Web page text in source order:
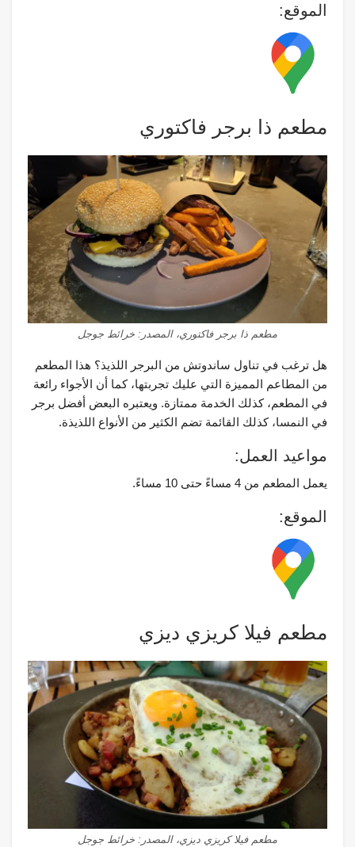
الموقع:
مطعم ذا برجر فاكتوري
مطعم ذا برجر فاكتوري، المصدر: خرائط جوجل
هل ترغب في تناول ساندوتش من البرجر اللذيذ؟ هذا المطعم
من المطاعم المميزة التي عليك تجربتها، كما أن الأجواء رائعة
في المطعم، كذلك الخدمة ممتازة. ويعتبره البعض أفضل برجر
في النمسا، كذلك القائمة تضم الكثير من الأنواع اللذيذة.
مواعيد العمل:
يعمل المطعم من 4 مساءً حتى 10 مساءً.
الموقع:
مطعم فيلا كريزي ديزي
مطعم فيلا كريزي ديزي، المصدر: خرائط جوجل